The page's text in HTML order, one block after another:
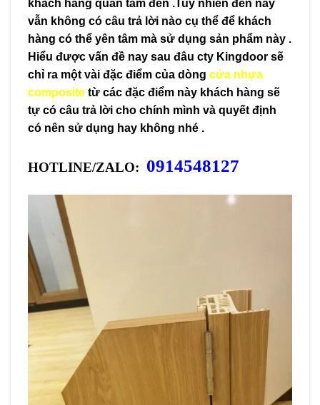
khách hàng quan tâm đến .Tuy nhiên đến nay
vẫn không có câu trả lời nào cụ thể để khách
hàng có thể yên tâm mà sử dụng sản phẩm này .
Hiểu được vấn đề nay sau đâu cty Kingdoor sẽ
chỉ ra một vài đặc điểm của dòng cửa nhựa
composite từ các đặc điểm này khách hàng sẽ
tự có câu trả lời cho chính mình và quyết định
có nên sử dụng hay không nhé .
HOTLINE/ZALO: 0914548127